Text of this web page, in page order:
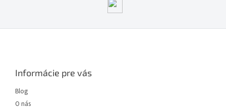
Informácie pre vás
Blog
O nás